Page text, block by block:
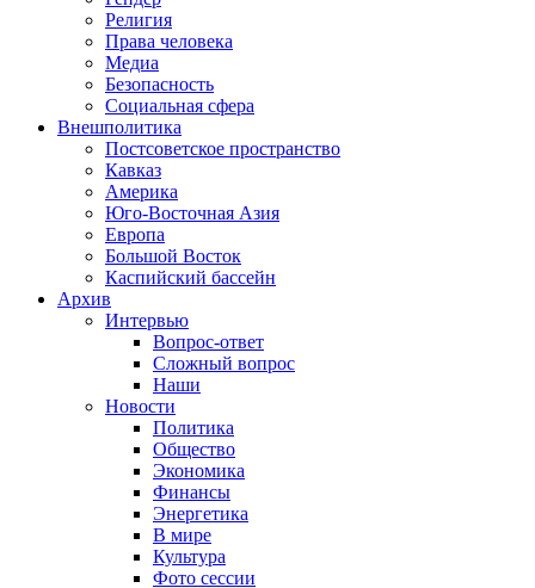
Религия
Права человека
Медиа
Безопасность
Социальная сфера
Внешполитика
Постсоветское пространство
Кавказ
Америка
Юго-Восточная Азия
Европа
Большой Восток
Каспийский бассейн
Архив
Интервью
Вопрос-ответ
Сложный вопрос
Наши
Новости
Политика
Общество
Экономика
Финансы
Энергетика
В мире
Культура
Фото сессии